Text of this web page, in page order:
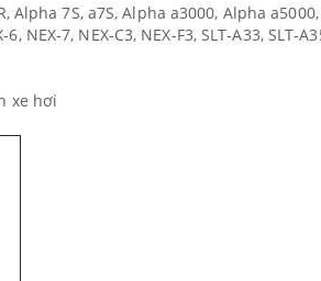
Alpha 7S, a7S, Alpha a3000, Alpha a5000,
‐6, NEX‐7, NEX‐C3, NEX‐F3, SLT‐A33, SLT‐
xe hơi